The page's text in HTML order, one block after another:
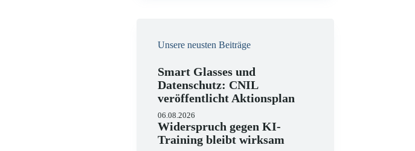
Unsere neusten Beiträge
Smart Glasses und
Datenschutz: CNIL
veröffentlicht Aktionsplan
06.08.2026
Widerspruch gegen KI-
Training bleibt wirksam